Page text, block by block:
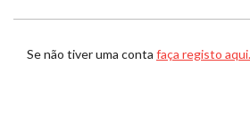
Se não tiver uma conta faça registo aqui.